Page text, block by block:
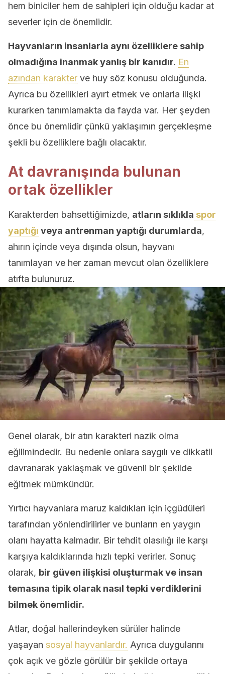
hem biniciler hem de sahipleri için olduğu kadar at
severler için de önemlidir.
Hayvanların insanlarla aynı özelliklere sahip
olmadığına inanmak yanlış bir kanıdır. En
azından karakter ve huy söz konusu olduğunda.
Ayrıca bu özellikleri ayırt etmek ve onlarla ilişki
kurarken tanımlamakta da fayda var. Her şeyden
önce bu önemlidir çünkü yaklaşımın gerçekleşme
şekli bu özelliklere bağlı olacaktır.
At davranışında bulunan
ortak özellikler
Karakterden bahsettiğimizde, atların sıklıkla spor
yaptığı veya antrenman yaptığı durumlarda,
ahırın içinde veya dışında olsun, hayvanı
tanımlayan ve her zaman mevcut olan özelliklere
atıfta bulunuruz.
Genel olarak, bir atın karakteri nazik olma
eğilimindedir. Bu nedenle onlara saygılı ve dikkatli
davranarak yaklaşmak ve güvenli bir şekilde
eğitmek mümkündür.
Yırtıcı hayvanlara maruz kaldıkları için içgüdüleri
tarafından yönlendirilirler ve bunların en yaygın
olanı hayatta kalmadır. Bir tehdit olasılığı ile karşı
karşıya kaldıklarında hızlı tepki verirler. Sonuç
olarak, bir güven ilişkisi oluşturmak ve insan
temasına tipik olarak nasıl tepki verdiklerini
bilmek önemlidir.
Atlar, doğal hallerindeyken sürüler halinde
yaşayan sosyal hayvanlardır. Ayrıca duygularını
çok açık ve gözle görülür bir şekilde ortaya